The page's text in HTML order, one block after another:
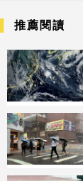
推薦閱讀